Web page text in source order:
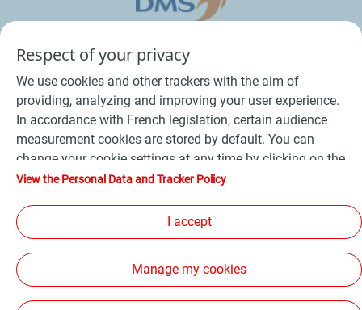
Conditions Générales de Vente Bois
Conditions Générales d’Utilisation
Cookies - Plan du site -
Les sites de la compagnie TotalEnergies
Accessibilité: non conforme
Respect of your privacy
We use cookies and other trackers with the aim of
providing, analyzing and improving your user experience.
In accordance with French legislation, certain audience
measurement cookies are stored by default. You can
change your cookie settings at any time by clicking on the
"Manage my cookies" button. By clicking on the "Accept"
device. If you click on "Decline", only the technical cookies
required for the site to function correctly will be used. For
more information, refer to the "Personal Data and Tracker
Policy" page.
View the Personal Data and Tracker Policy
I accept
Manage my cookies